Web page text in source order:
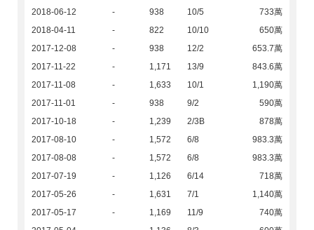
2018-06-12
- 938 10/5
733萬
2018-04-11
- 822 10/10
650萬
2017-12-08
- 938 12/2
653.7萬
2017-11-22
- 1,171 13/9
843.6萬
2017-11-08
- 1,633 10/1
1,190萬
2017-11-01
- 938 9/2
590萬
2017-10-18
- 1,239 2/3B
878萬
2017-08-10
- 1,572 6/8
983.3萬
2017-08-08
- 1,572 6/8
983.3萬
2017-07-19
- 1,126 6/14
718萬
2017-05-26
- 1,631 7/1
1,140萬
2017-05-17
- 1,169 11/9
740萬